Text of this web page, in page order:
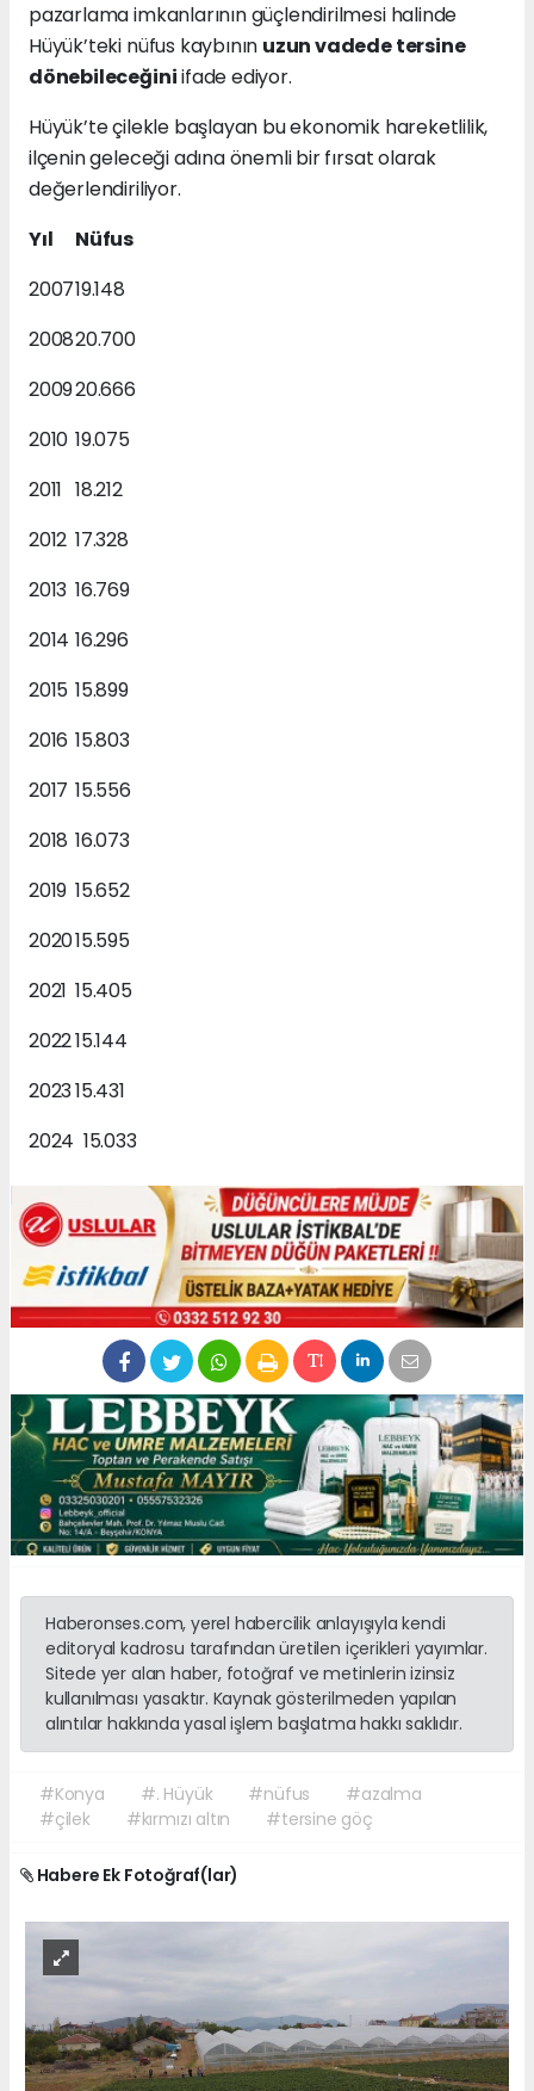
pazarlama imkanlarının güçlendirilmesi halinde
Hüyük’teki nüfus kaybının uzun vadede tersine
dönebileceğiniifade ediyor.
Hüyük’te çilekle başlayan bu ekonomik hareketlilik,
ilçenin geleceği adına önemli bir fırsat olarak
değerlendiriliyor.
Yıl
Nüfus
200719.148
200820.700
200920.666
2010 19.075
2011 18.212
2012 17.328
2013 16.769
2014 16.296
2015 15.899
2016 15.803
2017 15.556
2018 16.073
2019 15.652
202015.595
2021 15.405
202215.144
202315.431
2024 15.033
Haberonses.com, yerel habercilik anlayışıyla kendi
editoryal kadrosu tarafından üretilen içerikleri yayımlar.
Sitede yer alan haber, fotoğraf ve metinlerin izinsiz
kullanılması yasaktır. Kaynak gösterilmeden yapılan
alıntılar hakkında yasal işlem başlatma hakkı saklıdır.
#Konya #. Hüyük #nüfus
#azalma
#çilek
#kırmızı altın #tersine göç
Habere Ek Fotoğraf(lar)